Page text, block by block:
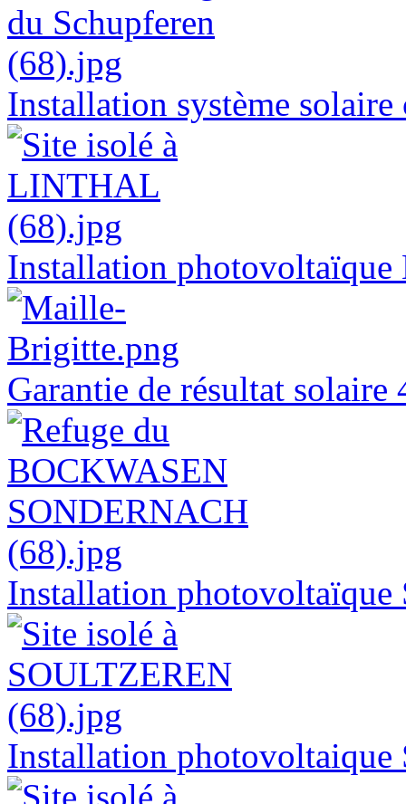
Installation système
Installation
Garantie de résultat
Installation
Installation photovoltaique